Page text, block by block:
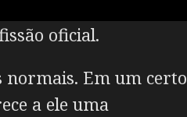
oficial.
normais. Em um certo
a ele uma